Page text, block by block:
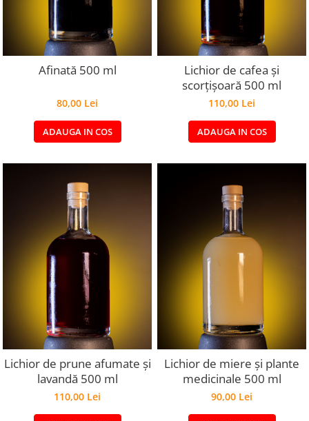
Afinată 500 ml
80,00 Lei
ADAUGA IN COS
Lichior de cafea și
scorțișoară 500 ml
110,00 Lei
ADAUGA IN COS
Lichior de prune afumate și
lavandă 500 ml
110,00 Lei
Lichior de miere și plante
medicinale 500 ml
90,00 Lei